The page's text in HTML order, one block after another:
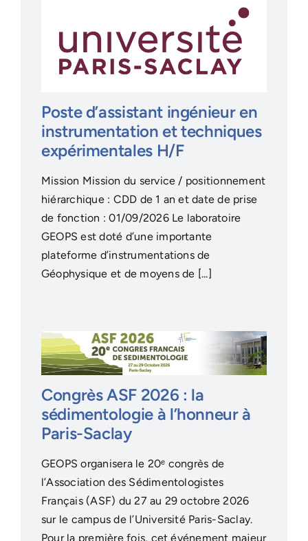
Poste d’assistant ingénieur en
instrumentation et techniques
expérimentales H/F
Mission Mission du service / positionnement
hiérarchique : CDD de 1 an et date de prise
de fonction : 01/09/2026 Le laboratoire
GEOPS est doté d’une importante
plateforme d’instrumentations de
Géophysique et de moyens de [...]
Congrès ASF 2026 : la
sédimentologie à l’honneur à
Paris-Saclay
GEOPS organisera le 20ᵉ congrès de
l’Association des Sédimentologistes
Français (ASF) du 27 au 29 octobre 2026
sur le campus de l’Université Paris-Saclay.
Pour la première fois, cet événement majeur